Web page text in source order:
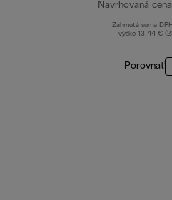
Navrhovaná cena
Zahrnutá suma
výške 13,44 €
Porovnať